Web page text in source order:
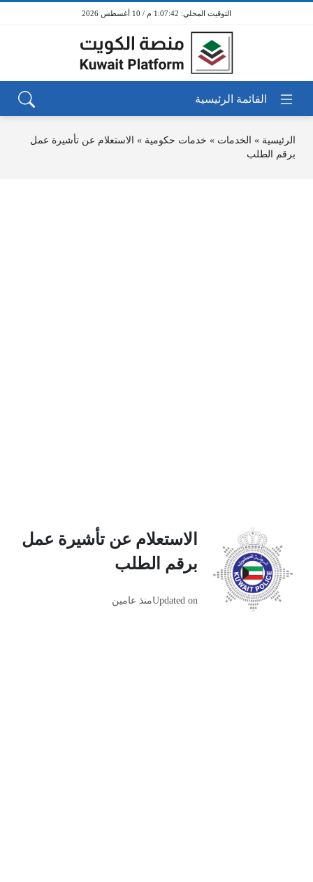
1:07:42 م / 10 أغسطس 2026
الرئيسية » الخدمات » خدمات حكومية » الاستعلام عن تأشيرة عمل
برقم الطلب
الاستعلام عن تأشيرة عمل
برقم الطلب
Updated onمنذ عامين